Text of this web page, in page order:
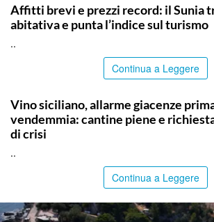
Affitti brevi e prezzi record: il Sunia
abitativa e punta l’indice sul turismo
..
Continua a Leggere
Vino siciliano, allarme giacenze
vendemmia: cantine piene e
di crisi
..
Continua a Leggere